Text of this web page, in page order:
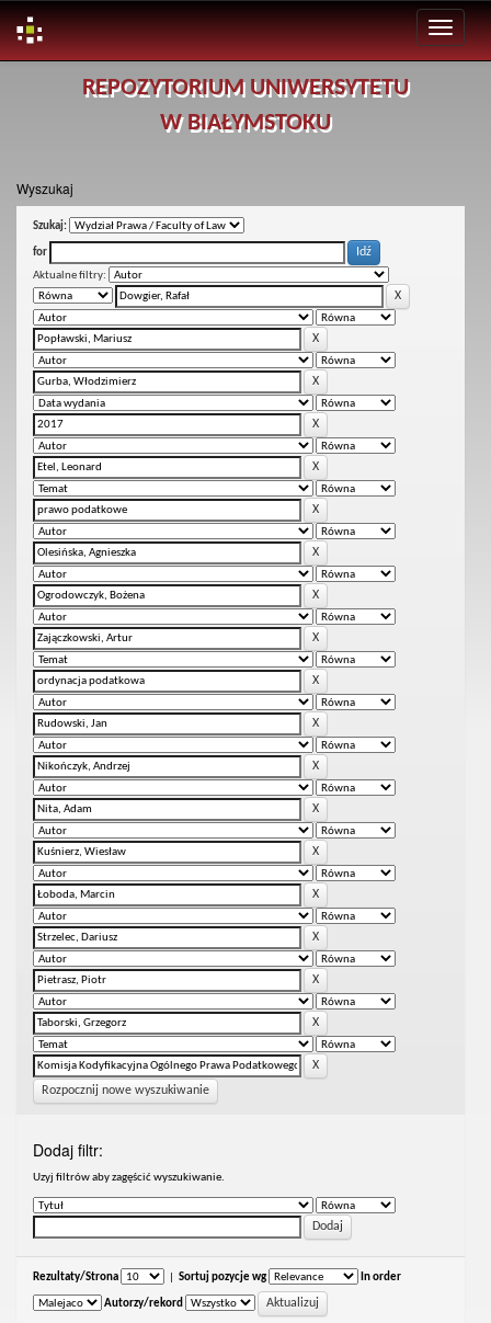
REPOZYTORIUM UNIWERSYTETU
W BIAŁYMSTOKU
Wyszukaj
Szukaj:
for
Aktualne filtry:
Rozpocznij nowe wyszukiwanie
Dodaj filtr:
Uzyj filtrów aby zagęścić wyszukiwanie.
Rezultaty/Strona Sortuj pozycje wg In order
Autorzy/rekord